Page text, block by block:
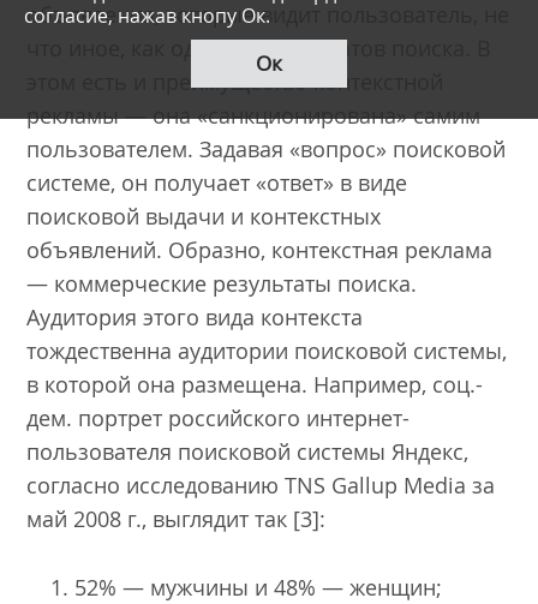
объявления, которые видит пользователь, не
что иное, как один из результатов поиска. В
этом есть и преимущество контекстной
рекламы — она «санкционирована» самим
пользователем. Задавая «вопрос» поисковой
системе, он получает «ответ» в виде
поисковой выдачи и контекстных
объявлений. Образно, контекстная реклама
— коммерческие результаты поиска.
Аудитория этого вида контекста
тождественна аудитории поисковой системы,
в которой она размещена. Например, соц.-
дем. портрет российского интернет-
пользователя поисковой системы Яндекс,
согласно исследованию TNS Gallup Media за
май 2008 г., выглядит так [3]:
52% — мужчины и 48% — женщин;
согласие, нажав кнопу Ок.
Ок